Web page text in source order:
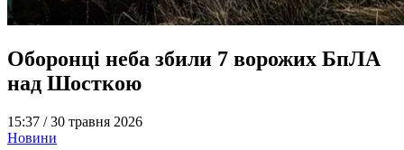
Оборонці неба збили 7 ворожих БпЛА
над Шосткою
15:37 /30 травня 2026
Новини